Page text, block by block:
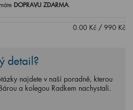
DOPRAVU ZDARMA.
0.00 Kč / 990 Kč
detail?
najdete v naší poradně, kterou
a kolegou Radkem nachystali.